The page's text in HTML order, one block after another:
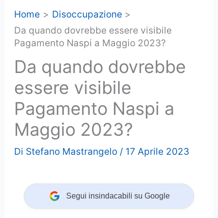
Home
Disoccupazione
Da quando dovrebbe essere visibile
Pagamento Naspi a Maggio 2023?
Da quando dovrebbe
essere visibile
Pagamento Naspi a
Maggio 2023?
Di Stefano Mastrangelo / 17 Aprile 2023
Segui insindacabili su Google